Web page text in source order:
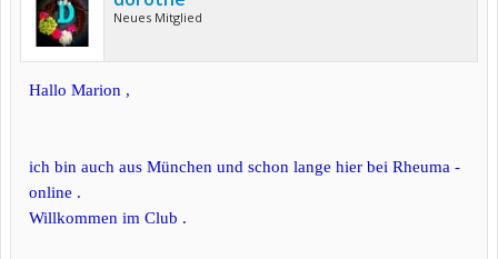
Neues Mitglied
Hallo Marion ,
ich bin auch aus München und schon lange hier bei Rheuma -
online .
Willkommen im Club .